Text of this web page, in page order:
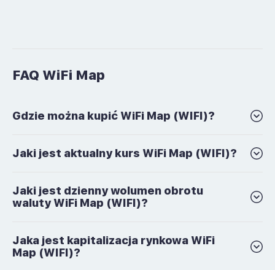
FAQ WiFi Map
Gdzie można kupić WiFi Map (WIFI)?
Jaki jest aktualny kurs WiFi Map (WIFI)?
Jaki jest dzienny wolumen obrotu
waluty WiFi Map (WIFI)?
Jaka jest kapitalizacja rynkowa WiFi
Map (WIFI)?